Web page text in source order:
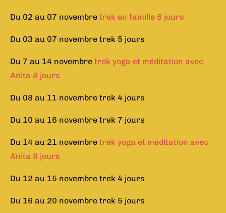
Du 02 au 07 novembre trek en famille 6 jours
Du 03 au 07 novembre trek 5 jours
Du 7 au 14 novembre trek yoga et méditation avec
Anita 8 jours
Du 08 au 11 novembre trek 4 jours
Du 10 au 16 novembre trek 7 jours
Du 14 au 21 novembre trek yoga et méditation avec
Anita 8 jours
Du 12 au 15 novembre trek 4 jours
Du 16 au 20 novembre trek 5 jours